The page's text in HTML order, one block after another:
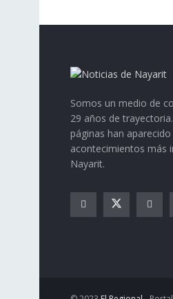
Somos un medio de
29 años de
páginas han
acontecimientos más
Nayarit.